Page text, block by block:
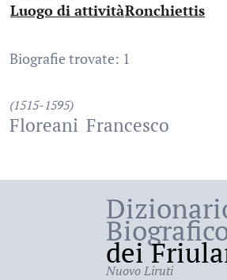
Luogo di attività
:Ronchiettis
Biografie trovate: 1
(1515-1595)
Floreani Francesco
dei
Nuovo Liruti